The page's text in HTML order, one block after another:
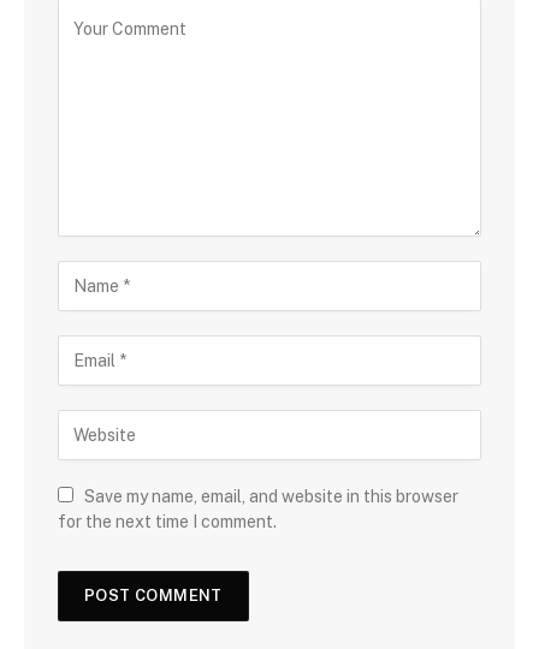
Save my name, email, and website in this browser
for the next time I comment.